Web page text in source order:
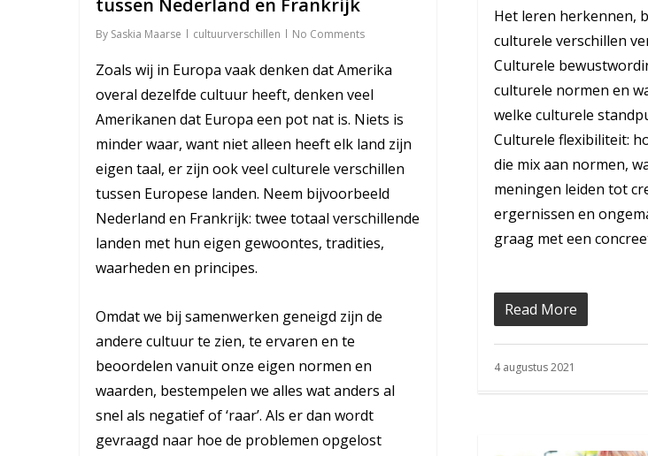
Het leren herkennen,
culturele verschillen
Culturele
culturele normen en
welke culturele
Culturele flexibiliteit:
die mix aan normen,
meningen leiden tot
ergernissen en
graag met een
Read More
4 augustus 2021
By Saskia Maarse cultuurverschillen No Comments
Zoals wij in Europa vaak denken dat Amerika
overal dezelfde cultuur heeft, denken veel
Amerikanen dat Europa een pot nat is. Niets is
minder waar, want niet alleen heeft elk land zijn
eigen taal, er zijn ook veel culturele verschillen
tussen Europese landen. Neem bijvoorbeeld
Nederland en Frankrijk: twee totaal verschillende
landen met hun eigen gewoontes, tradities,
waarheden en principes.
Omdat we bij samenwerken geneigd zijn de
andere cultuur te zien, te ervaren en te
beoordelen vanuit onze eigen normen en
waarden, bestempelen we alles wat anders al
snel als negatief of ‘raar’. Als er dan wordt
gevraagd naar hoe de problemen opgelost